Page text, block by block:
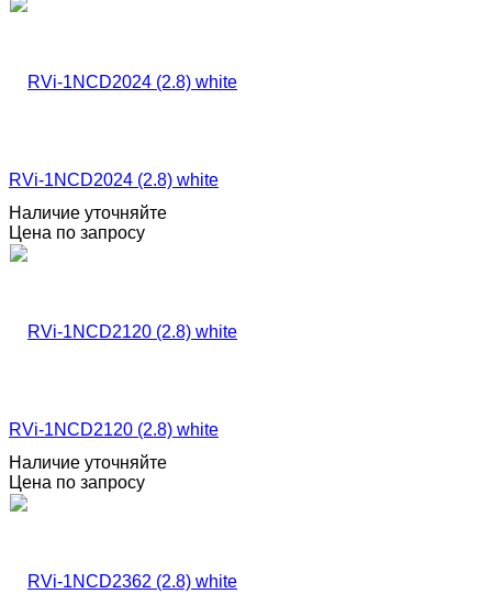
RVi-1NCD2024 (2.8) white
Наличие уточняйте
Цена по запросу
RVi-1NCD2120 (2.8) white
Наличие уточняйте
Цена по запросу